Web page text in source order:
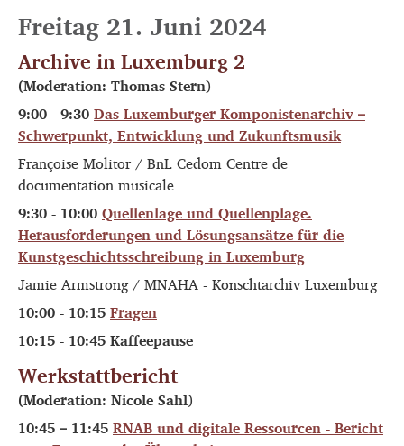
Freitag 21. Juni 2024
Archive in Luxemburg 2
(Moderation: Thomas Stern)
9:00 - 9:30Das Luxemburger Komponistenarchiv –
Schwerpunkt, Entwicklung und Zukunftsmusik
Françoise Molitor / BnL Cedom Centre de
documentation musicale
9:30 - 10:00Quellenlage und Quellenplage.
Herausforderungen und Lösungsansätze für die
Kunstgeschichtsschreibung in Luxemburg
Jamie Armstrong / MNAHA - Konschtarchiv Luxemburg
10:00 - 10:15Fragen
10:15 - 10:45 Kaffeepause
Werkstattbericht
(Moderation: Nicole Sahl)
10:45 – 11:45RNAB und digitale Ressourcen - Bericht